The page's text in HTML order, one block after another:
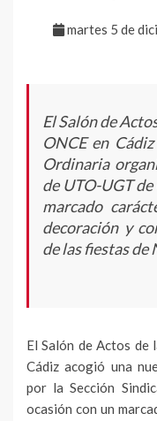
martes 5 de
El Salón de
ONCE en
Ordinaria
de UTO-UGT
marcado
decoración y
de las fiestas de
El Salón de Actos de
Cádiz acogió una
por la Sección
ocasión con un